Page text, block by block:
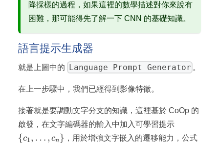
降採樣的過程，如果這裡的數學描述對你來說有
困難，那可能得先了解一下 CNN 的基礎知識。
語言提示生成器
就是上圖中的 Language Prompt Generator 。
在上一步驟中，我們已經得到影像特徵。
接著就是要調動文字分支的知識，這裡基於 CoOp 的
啟發，在文字編碼器的輸入中加入可學習提示
{c_1,
{c1, … , cn} ，用於增強文字嵌入的遷移能力，公式